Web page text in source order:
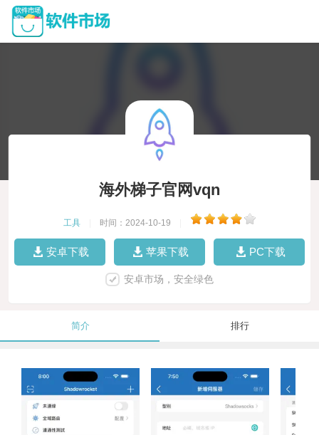
海外梯子官网vqn
工具 时间：2024-10-19
安卓下载 苹果下载 PC下载
安卓市场，安全绿色
简介 排行